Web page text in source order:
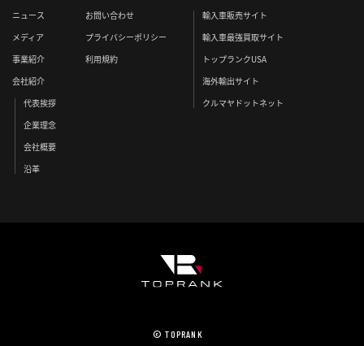
ニュース
メディア
事業紹介
会社紹介
代表挨拶
企業理念
会社概要
沿革
お問い合わせ
プライバシーポリシー
利用規約
輸入車販売サイト
輸入車最強買取サイト
トップランクUSA
海外輸出サイト
クルマヤドットネット
© TOPRANK